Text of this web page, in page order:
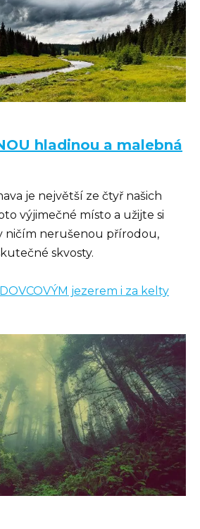
hladinou a malebná
je největší ze čtyř našich
výjimečné místo a užijte si
ničím nerušenou přírodou,
skvosty.
jezerem i za kelty